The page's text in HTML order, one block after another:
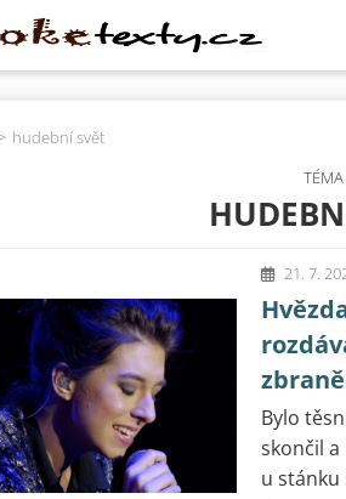
hudební svět
TÉMA
21. 7.
Bylo
skončil
u stánku